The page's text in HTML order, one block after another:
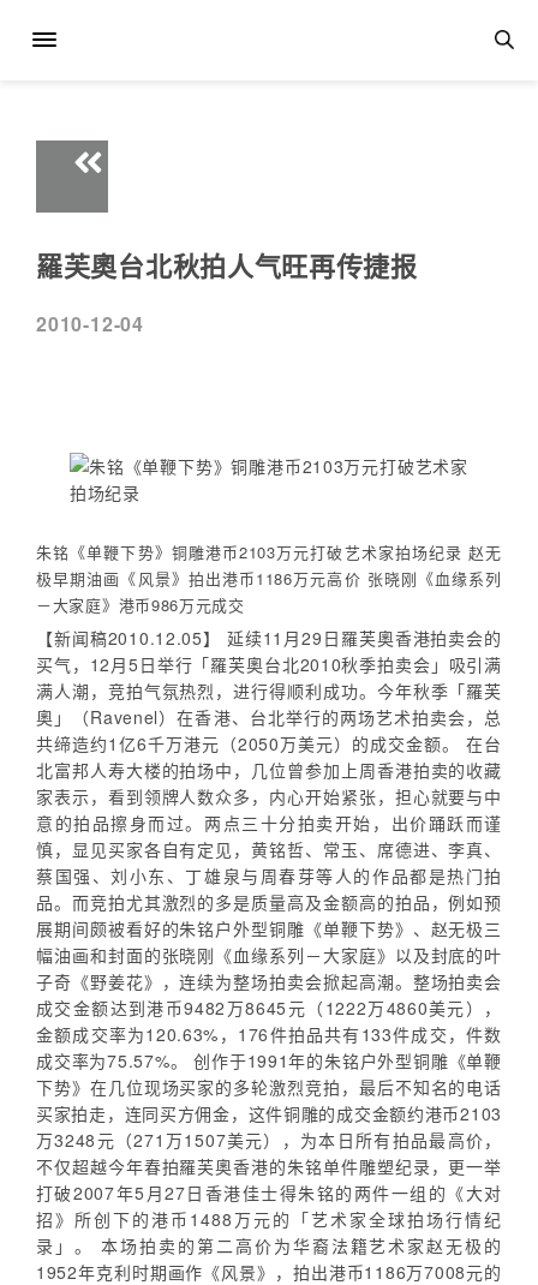
羅芙奧台北秋拍人气旺再传捷报
2010-12-04
朱铭《单鞭下势》铜雕港币2103万元打破艺术家拍场纪录 赵无
极早期油画《风景》拍出港币1186万元高价 张晓刚《血缘系列
－大家庭》港币986万元成交
【新闻稿2010.12.05】 延续11月29日羅芙奧香港拍卖会的
买气，12月5日举行「羅芙奧台北2010秋季拍卖会」吸引满
满人潮，竞拍气氛热烈，进行得顺利成功。今年秋季「羅芙
奧」（Ravenel）在香港、台北举行的两场艺术拍卖会，总
共缔造约1亿6千万港元（2050万美元）的成交金额。 在台
北富邦人寿大楼的拍场中，几位曾参加上周香港拍卖的收藏
家表示，看到领牌人数众多，内心开始紧张，担心就要与中
意的拍品擦身而过。两点三十分拍卖开始，出价踊跃而谨
慎，显见买家各自有定见，黄铭哲、常玉、席德进、李真、
蔡国强、刘小东、丁雄泉与周春芽等人的作品都是热门拍
品。而竞拍尤其激烈的多是质量高及金额高的拍品，例如预
展期间颇被看好的朱铭户外型铜雕《单鞭下势》、赵无极三
幅油画和封面的张晓刚《血缘系列－大家庭》以及封底的叶
子奇《野姜花》，连续为整场拍卖会掀起高潮。整场拍卖会
成交金额达到港币9482万8645元（1222万4860美元），
金额成交率为120.63%，176件拍品共有133件成交，件数
成交率为75.57%。 创作于1991年的朱铭户外型铜雕《单鞭
下势》在几位现场买家的多轮激烈竞拍，最后不知名的电话
买家拍走，连同买方佣金，这件铜雕的成交金额约港币2103
万3248元（271万1507美元），为本日所有拍品最高价，
不仅超越今年春拍羅芙奧香港的朱铭单件雕塑纪录，更一举
打破2007年5月27日香港佳士得朱铭的两件一组的《大对
招》所创下的港币1488万元的「艺术家全球拍场行情纪
录」。 本场拍卖的第二高价为华裔法籍艺术家赵无极的
1952年克利时期画作《风景》，拍出港币1186万7008元的